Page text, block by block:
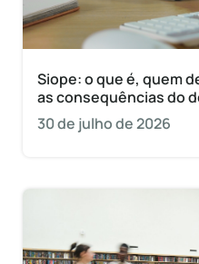
Siope: o que é, quem
as consequências do
30 de julho de 2026